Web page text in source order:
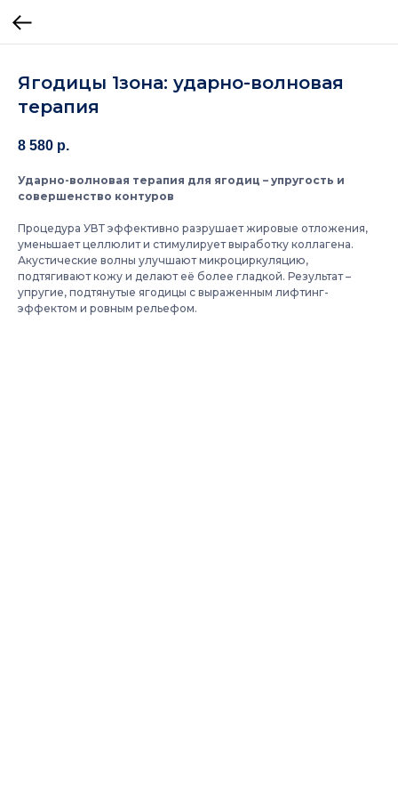
Ягодицы 1зона: ударно-волновая
терапия
8 580 р.
Ударно-волновая терапия для ягодиц – упругость и
совершенство контуров
Процедура УВТ эффективно разрушает жировые отложения,
уменьшает целлюлит и стимулирует выработку коллагена.
Акустические волны улучшают микроциркуляцию,
подтягивают кожу и делают её более гладкой. Результат –
упругие, подтянутые ягодицы с выраженным лифтинг-
эффектом и ровным рельефом.